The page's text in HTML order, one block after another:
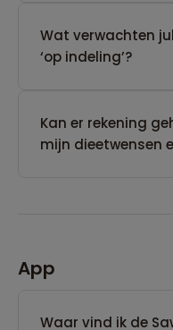
Wat verwachten
‘op indeling’?
Kan er rekening
mijn dieetwensen
App
Waar vind ik de